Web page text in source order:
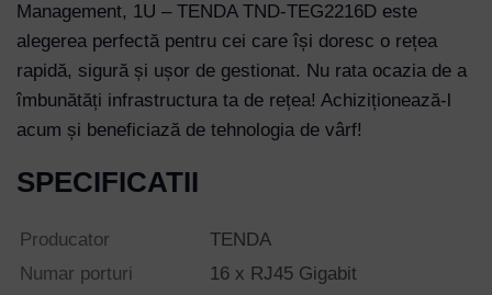
Management, 1U – TENDA TND-TEG2216D este
alegerea perfectă pentru cei care își doresc o rețea
rapidă, sigură și ușor de gestionat. Nu rata ocazia de a
îmbunătăți infrastructura ta de rețea! Achiziționează-l
acum și beneficiază de tehnologia de vârf!
SPECIFICATII
Producator
TENDA
Numar porturi
16 x RJ45 Gigabit